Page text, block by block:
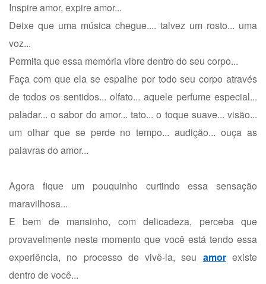
Inspire amor, expire amor...
Deixe que uma música chegue.... talvez um rosto... uma
voz...
Permita que essa memória vibre dentro do seu corpo...
Faça com que ela se espalhe por todo seu corpo através
de todos os sentidos... olfato... aquele perfume especial...
paladar... o sabor do amor... tato... o toque suave... visão...
um olhar que se perde no tempo... audição... ouça as
palavras do amor...
Agora fique um pouquinho curtindo essa sensação
maravilhosa...
E bem de mansinho, com delicadeza, perceba que
provavelmente neste momento que você está tendo essa
experiência, no processo de vivê-la, seu amorexiste
dentro de você...